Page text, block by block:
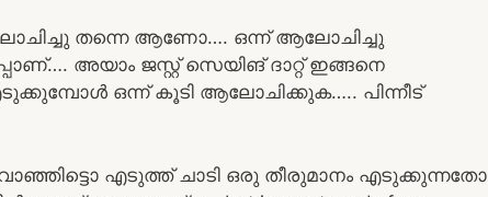
തന്നെ ആണോ…. ഒന്ന് ആലോചിച്ചു
അയാം ജസ്റ്റ്‌ സെയിങ് ദാറ്റ്‌ ഇങ്ങനെ
ഒന്ന് കൂടി ആലോചിക്കുക….. പിന്നീട്
എടുത്ത് ചാടി ഒരു തീരുമാനം എടുക്കുന്നതോ